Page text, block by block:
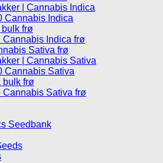
| Cannabis Indica
Cannabis Indica
bulk frø
Cannabis Indica frø
Sativa frø
| Cannabis Sativa
Cannabis Sativa
bulk frø
Cannabis Sativa frø
Seedbank